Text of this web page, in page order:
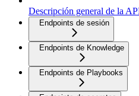
Descripción general de la
Endpoints de sesión
Endpoints de Knowledge
Endpoints de Playbooks